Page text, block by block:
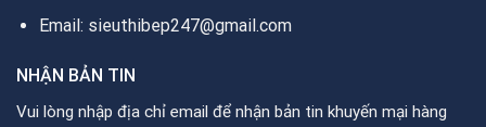
Email: sieuthibep247@gmail.com
NHẬN BẢN TIN
Vui lòng nhập địa chỉ email để nhận bản tin khuyến mại hàng